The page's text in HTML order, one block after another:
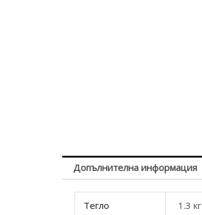
Допълнителна информация
Тегло 1.3 кг